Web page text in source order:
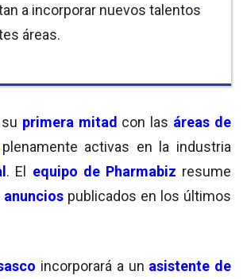
a incorporar nuevos talentos
áreas.
primera mitad con las áreas de
plenamente activas en la industria
. El equipo de Pharmabiz resume
anuncios publicados en los últimos
incorporará a un asistente de